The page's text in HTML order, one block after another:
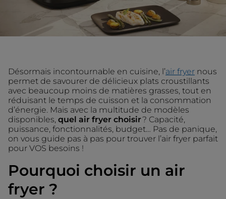
Désormais incontournable en cuisine, l’air fryer nous
permet de savourer de délicieux plats croustillants
avec beaucoup moins de matières grasses, tout en
réduisant le temps de cuisson et la consommation
d’énergie. Mais avec la multitude de modèles
disponibles, quel air fryer choisir? Capacité,
puissance, fonctionnalités, budget… Pas de panique,
on vous guide pas à pas pour trouver l’air fryer parfait
pour VOS besoins !
Pourquoi choisir un air
fryer ?